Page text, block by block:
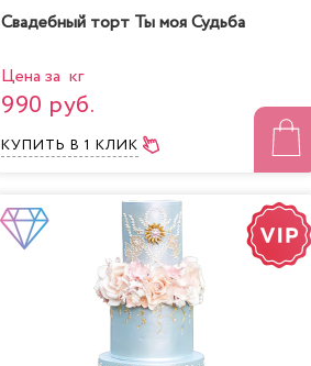
Свадебный торт Ты моя Судьба
Цена за кг
990 руб.
КУПИТЬ В 1 КЛИК